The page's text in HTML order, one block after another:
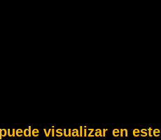
visualizar en este